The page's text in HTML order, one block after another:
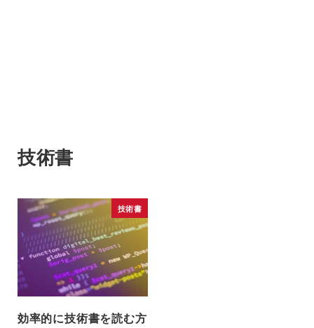
技術書
技術書
効率的に技術書を読む方